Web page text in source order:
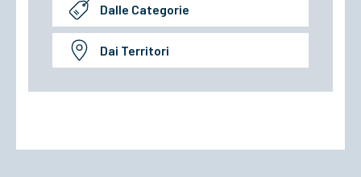
Dalle Categorie
Dai Territori